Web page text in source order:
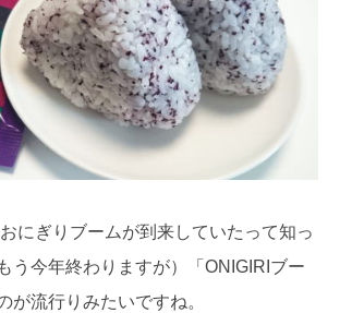
にぎりブームが到来していたって知っ
う今年終わりますが）「ONIGIRIブー
が流行りみたいですね。